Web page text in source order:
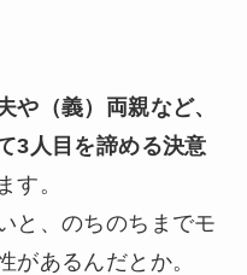
や（義）両親など、
3人目を諦める決意
す。
と、のちのちまでモ
があるんだとか。